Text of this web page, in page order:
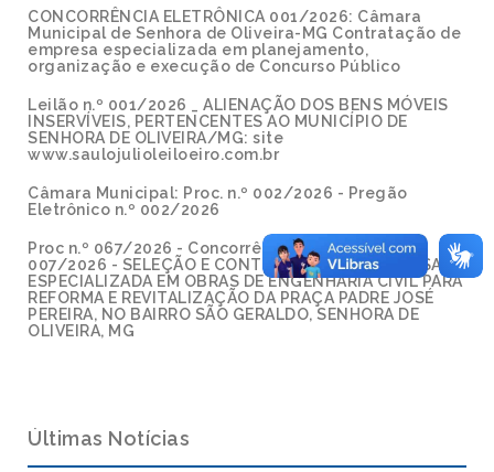
CONCORRÊNCIA ELETRÔNICA 001/2026: Câmara
Municipal de Senhora de Oliveira-MG Contratação de
empresa especializada em planejamento,
organização e execução de Concurso Público
Leilão n.º 001/2026 _ ALIENAÇÃO DOS BENS MÓVEIS
INSERVÍVEIS, PERTENCENTES AO MUNICÍPIO DE
SENHORA DE OLIVEIRA/MG: site
www.saulojulioleiloeiro.com.br
Câmara Municipal: Proc. n.º 002/2026 - Pregão
Eletrônico n.º 002/2026
Proc n.º 067/2026 - Concorrência Eletrônica n.º
007/2026 - SELEÇÃO E CONTRATAÇÃO DE EMPRESA
ESPECIALIZADA EM OBRAS DE ENGENHARIA CIVIL PARA
REFORMA E REVITALIZAÇÃO DA PRAÇA PADRE JOSÉ
PEREIRA, NO BAIRRO SÃO GERALDO, SENHORA DE
OLIVEIRA, MG
Últimas Notícias